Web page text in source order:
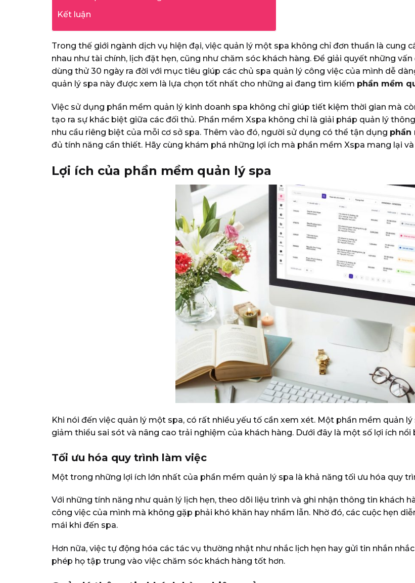
Kết luận
Trong thế giới ngành dịch vụ hiện đại, việc quản lý một spa không chỉ đơn thuần là cung
nhau như tài chính, lịch đặt hẹn, cũng như chăm sóc khách hàng. Để giải quyết những
dùng thử 30 ngày ra đời với mục tiêu giúp các chủ spa quản lý công việc của mình dễ
quản lý spa này được xem là lựa chọn tốt nhất cho những ai đang tìm kiếm phần mềm
Việc sử dụng phần mềm quản lý kinh doanh spa không chỉ giúp tiết kiệm thời gian mà
tạo ra sự khác biệt giữa các đối thủ. Phần mềm Xspa không chỉ là giải pháp quản lý
nhu cầu riêng biệt của mỗi cơ sở spa. Thêm vào đó, người sử dụng có thể tận dụng phần
đủ tính năng cần thiết. Hãy cùng khám phá những lợi ích mà phần mềm Xspa mang lại
Lợi ích của phần mềm quản lý spa
Khi nói đến việc quản lý một spa, có rất nhiều yếu tố cần xem xét. Một phần mềm quản
giảm thiểu sai sót và nâng cao trải nghiệm của khách hàng. Dưới đây là một số lợi ích
Tối ưu hóa quy trình làm việc
Một trong những lợi ích lớn nhất của phần mềm quản lý spa là khả năng tối ưu hóa quy
Với những tính năng như quản lý lịch hẹn, theo dõi liệu trình và ghi nhận thông tin khách
công việc của mình mà không gặp phải khó khăn hay nhầm lẫn. Nhờ đó, các cuộc hẹn
mái khi đến spa.
Hơn nữa, việc tự động hóa các tác vụ thường nhật như nhắc lịch hẹn hay gửi tin nhắn
phép họ tập trung vào việc chăm sóc khách hàng tốt hơn.